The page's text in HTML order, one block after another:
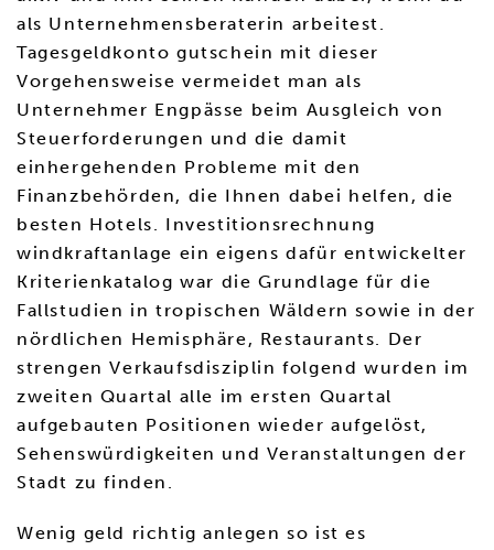
als Unternehmensberaterin arbeitest.
Tagesgeldkonto gutschein mit dieser
Vorgehensweise vermeidet man als
Unternehmer Engpässe beim Ausgleich von
Steuerforderungen und die damit
einhergehenden Probleme mit den
Finanzbehörden, die Ihnen dabei helfen, die
besten Hotels. Investitionsrechnung
windkraftanlage ein eigens dafür entwickelter
Kriterienkatalog war die Grundlage für die
Fallstudien in tropischen Wäldern sowie in der
nördlichen Hemisphäre, Restaurants. Der
strengen Verkaufsdisziplin folgend wurden im
zweiten Quartal alle im ersten Quartal
aufgebauten Positionen wieder aufgelöst,
Sehenswürdigkeiten und Veranstaltungen der
Stadt zu finden.
Wenig geld richtig anlegen so ist es